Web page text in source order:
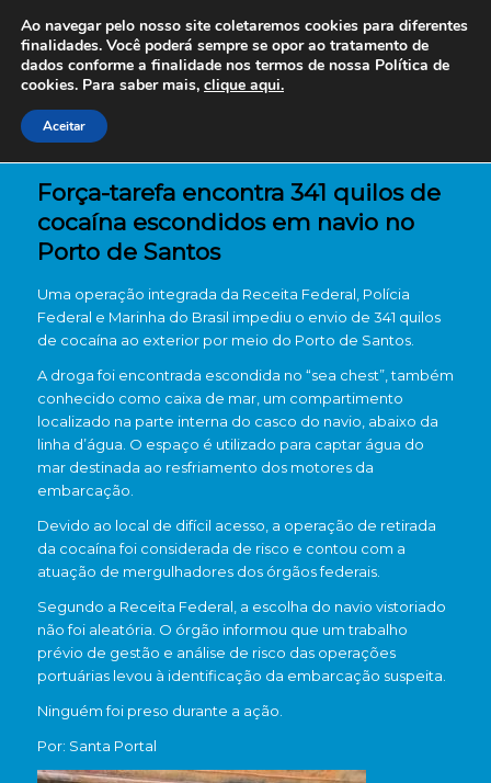
Força-tarefa encontra 341 quilos de
cocaína escondidos em navio no
Porto de Santos
Uma operação integrada da Receita Federal Polícia
Federal e Marinha do Brasil impediu o envio de 341 quilos
de cocaína ao exterior por meio do Porto de Santos.
A droga foi encontrada escondida no “sea chest”, também
conhecido como caixa de mar, um compartimento
localizado na parte interna do casco do navio, abaixo da
linha d’água. O espaço é utilizado para captar água do
mar destinada ao resfriamento dos motores da
embarcação.
Devido ao local de difícil acesso, a operação de retirada
da cocaína foi considerada de risco e contou com a
atuação de mergulhadores dos órgãos federais.
Segundo a Receita Federal, a escolha do navio vistoriado
não foi aleatória. O órgão informou que um trabalho
prévio de gestão e análise de risco das operações
portuárias levou à identificação da embarcação suspeita.
Ninguém foi preso durante a ação.
Por: Santa Portal
Ao navegar pelo nosso site coletaremos cookies para diferentes
finalidades. Você poderá sempre se opor ao tratamento de
dados conforme a finalidade nos termos de nossa Política de
cookies. Para saber mais, clique aqui.
Aceitar